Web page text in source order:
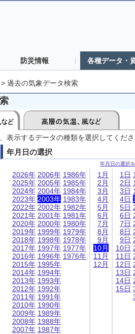
防災情報 各種データ・
> 過去の気象データ検索
表示するデータの種類を選択してくだ
年月日の選択
年月日の選択
2026年
2025年
2024年
2023年
2022年
2021年
2020年
2019年
2018年
2017年
2016年
2015年
2014年
2013年
2012年
2011年
2010年
2009年
2008年
2007年
2006年
2005年
2004年
2003年
2002年
2001年
2000年
1999年
1998年
1997年
1996年
1995年
1994年
1993年
1992年
1991年
1990年
1989年
1988年
1987年
1986年
1985年
1984年
1983年
1982年
1981年
1980年
1979年
1978年
1977年
1976年
1月
2月
3月
4月
5月
6月
7月
8月
9月
10月
11月
12月
1日
2日
3日
4日
5日
6日
7日
8日
9日
10日
11日
12日
13日
14日
15日